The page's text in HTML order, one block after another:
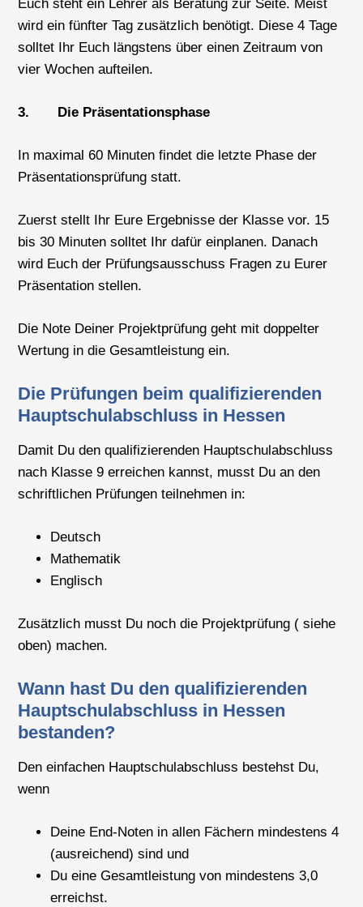
Euch steht ein Lehrer als Beratung zur Seite. Meist
wird ein fünfter Tag zusätzlich benötigt. Diese 4 Tage
solltet Ihr Euch längstens über einen Zeitraum von
vier Wochen aufteilen.
3. Die Präsentationsphase
In maximal 60 Minuten findet die letzte Phase der
Präsentationsprüfung statt.
Zuerst stellt Ihr Eure Ergebnisse der Klasse vor. 15
bis 30 Minuten solltet Ihr dafür einplanen. Danach
wird Euch der Prüfungsausschuss Fragen zu Eurer
Präsentation stellen.
Die Note Deiner Projektprüfung geht mit doppelter
Wertung in die Gesamtleistung ein.
Die Prüfungen beim qualifizierenden
Hauptschulabschluss in Hessen
Damit Du den qualifizierenden Hauptschulabschluss
nach Klasse 9 erreichen kannst, musst Du an den
schriftlichen Prüfungen teilnehmen in:
Deutsch
Mathematik
Englisch
Zusätzlich musst Du noch die Projektprüfung ( siehe
oben) machen.
Wann hast Du den qualifizierenden
Hauptschulabschluss in Hessen
bestanden?
Den einfachen Hauptschulabschluss bestehst Du,
wenn
Deine End-Noten in allen Fächern mindestens 4
(ausreichend) sind und
Du eine Gesamtleistung von mindestens 3,0
erreichst.